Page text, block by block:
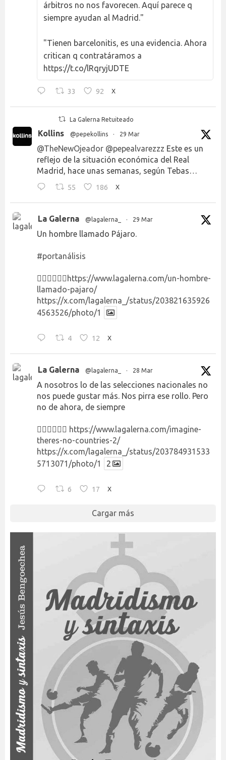
árbitros no nos favorecen. Aquí parece q
siempre ayudan al Madrid."
"Tienen barcelonitis, es una evidencia. Ahora
critican q contratáramos a
https://t.co/lRqryjUDTE
33 92 X
La Galerna Retuiteado
Kollins @pepekollins · 29 Mar
@TheNewOjeador @pepealvarezzz Este es un
reflejo de la situación económica del Real
Madrid, hace unas semanas, según Tebas…
55 186 X
La Galerna @lagalerna_ · 29 Mar
Un hombre llamado Pájaro.
#portanálisis
👉🏻👉🏻👉🏻 https://www.lagalerna.com/un-hombre-
llamado-pajaro/
https://x.com/lagalerna_/status/203821635926
4563526/photo/1
4 12 X
La Galerna @lagalerna_ · 28 Mar
A nosotros lo de las selecciones nacionales no
nos puede gustar más. Nos pirra ese rollo. Pero
no de ahora, de siempre
👉🏻👉🏻👉🏻 https://www.lagalerna.com/imagine-
theres-no-countries-2/
https://x.com/lagalerna_/status/203784931533
5713071/photo/1
2
6 17 X
Cargar más